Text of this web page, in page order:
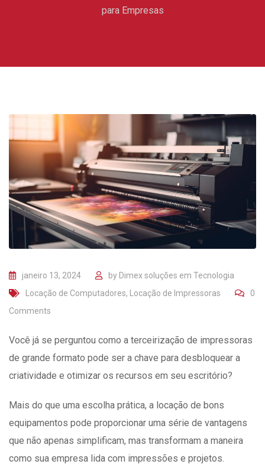
para Empresas
janeiro 13, 2024 by Dimex soluções em Tecnologia
Locação de Computadores, Locação de Impressoras
0
Comments
Você já se perguntou como a terceirização de impressoras
de grande formato pode ser a chave para desbloquear a
criatividade e otimizar os recursos em seu escritório?
Mais do que uma escolha prática, a locação de bons
equipamentos pode proporcionar uma série de vantagens
que não apenas simplificam, mas transformam a maneira
como sua empresa lida com impressões e projetos.